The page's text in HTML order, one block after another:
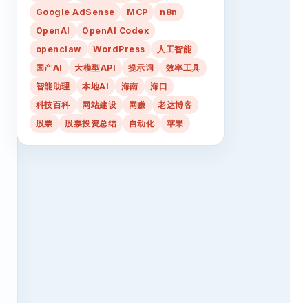
Google AdSense
MCP
n8n
OpenAI
OpenAI Codex
openclaw
WordPress
人工智能
国产AI
大模型API 提示词
效率工具
智能助理
本地AI 海南
海口
科技百科
网站建设 网赚
老达博客
股票
股票投资总结 自动化 苹果